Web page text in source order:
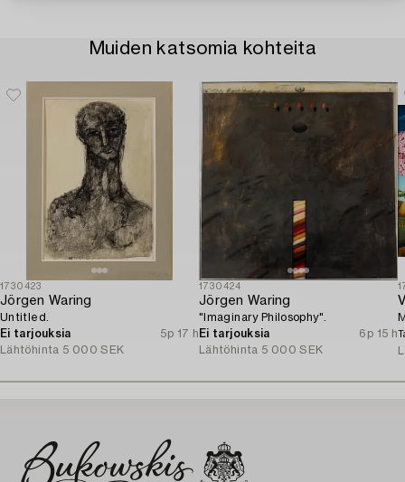
Muiden katsomia kohteita
1730423
Jörgen Waring
Untitled.
Ei tarjouksia
5p 17 h
Lähtöhinta 5 000 SEK
1730424
Jörgen Waring
"Imaginary Philosophy".
Ei tarjouksia
6p 15 h
Lähtöhinta 5 000 SEK